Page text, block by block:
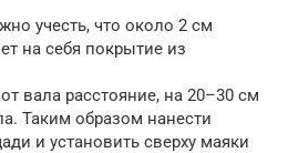
учесть, что около 2 см
на себя покрытие из
вала расстояние, на 20–30 см
Таким образом нанести
и установить сверху маяки